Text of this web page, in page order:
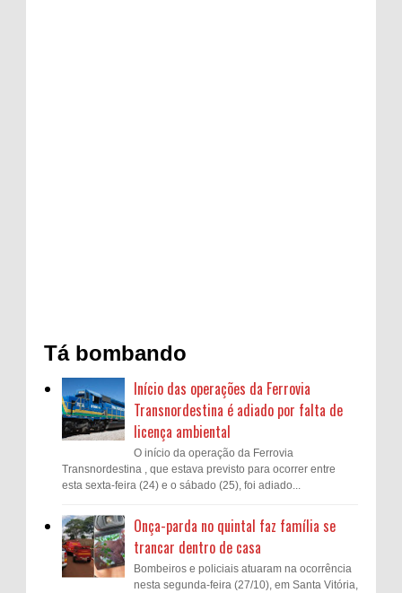
Tá bombando
Início das operações da Ferrovia
Transnordestina é adiado por falta de
licença ambiental
O início da operação da Ferrovia
Transnordestina , que estava previsto para ocorrer entre
esta sexta-feira (24) e o sábado (25), foi adiado...
Onça-parda no quintal faz família se
trancar dentro de casa
Bombeiros e policiais atuaram na ocorrência
nesta segunda-feira (27/10), em Santa Vitória,